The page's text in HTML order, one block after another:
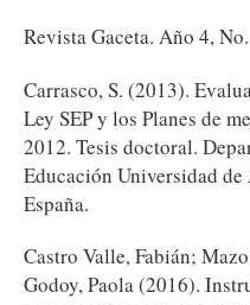
Revista Gaceta. Año 4,
Carrasco, S. (2013).
Ley SEP y los Planes de
2012. Tesis doctoral.
Educación Universidad
España.
Castro Valle, Fabián;
Godoy, Paola (2016).